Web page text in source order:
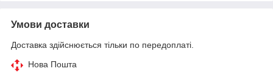
Умови доставки
Доставка здійснюється тільки по передоплаті.
Нова Пошта